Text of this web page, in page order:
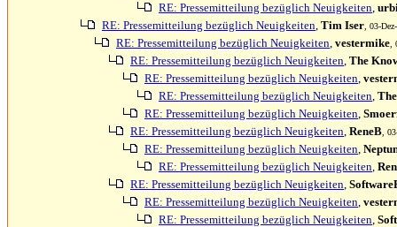
RE: Pressemitteilung bezüglich Neuigkeiten,
RE: Pressemitteilung bezüglich Neuigkeiten, Tim Iser , 03-
RE: Pressemitteilung bezüglich Neuigkeiten, vestermike
RE: Pressemitteilung bezüglich Neuigkeiten, The
RE: Pressemitteilung bezüglich Neuigkeiten,
RE: Pressemitteilung bezüglich Neuigkeiten,
RE: Pressemitteilung bezüglich Neuigkeiten,
RE: Pressemitteilung bezüglich Neuigkeiten, ReneB ,
RE: Pressemitteilung bezüglich Neuigkeiten,
RE: Pressemitteilung bezüglich Neuigkeiten,
RE: Pressemitteilung bezüglich Neuigkeiten,
RE: Pressemitteilung bezüglich Neuigkeiten,
RE: Pressemitteilung bezüglich Neuigkeiten,